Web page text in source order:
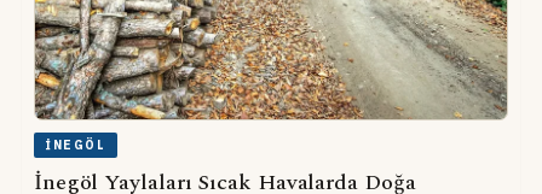
İNEGÖL
İnegöl Yaylaları Sıcak Havalarda Doğa